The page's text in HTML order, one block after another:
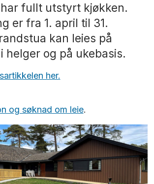
fullt utstyrt kjøkken.
er fra 1. april til 31.
kan leies på
helger og på ukebasis.
her.
og søknad om leie.